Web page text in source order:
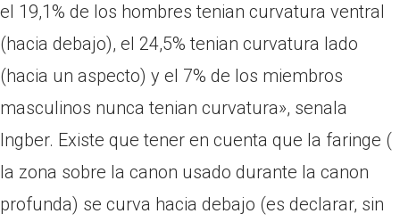
el 19,1% de los hombres tenian curvatura ventral
(hacia debajo), el 24,5% tenian curvatura lado
(hacia un aspecto) y el 7% de los miembros
masculinos nunca tenian curvatura», senala
Ingber. Existe que tener en cuenta que la faringe (
la zona sobre la canon usado durante la canon
profunda) se curva hacia debajo (es declarar, sin